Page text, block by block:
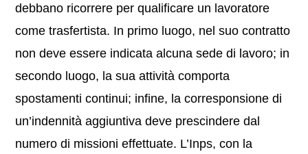
debbano ricorrere per qualificare un lavoratore
come trasfertista. In primo luogo, nel suo contratto
non deve essere indicata alcuna sede di lavoro; in
secondo luogo, la sua attività comporta
spostamenti continui; infine, la corresponsione di
un’indennità aggiuntiva deve prescindere dal
numero di missioni effettuate. L’Inps, con la